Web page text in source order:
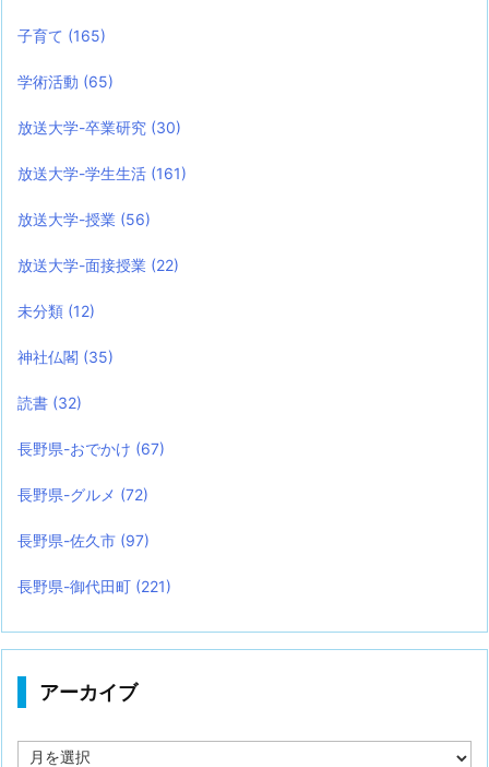
子育て (165)
学術活動 (65)
放送大学-卒業研究 (30)
放送大学-学生生活 (161)
放送大学-授業 (56)
放送大学-面接授業 (22)
未分類 (12)
神社仏閣 (35)
読書 (32)
長野県-おでかけ (67)
長野県-グルメ (72)
長野県-佐久市 (97)
長野県-御代田町 (221)
アーカイブ